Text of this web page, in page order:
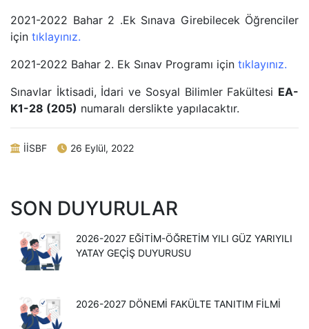
2021-2022 Bahar 2 .Ek Sınava Girebilecek Öğrenciler
için tıklayınız.
2021-2022 Bahar 2. Ek Sınav Programı için tıklayınız.
Sınavlar İktisadi, İdari ve Sosyal Bilimler Fakültesi EA-
K1-28 (205) numaralı derslikte yapılacaktır.
İİSBF 26 Eylül, 2022
SON DUYURULAR
2026-2027 EĞITIM-ÖĞRETIM YILI GÜZ YARIYILI
YATAY GEÇIŞ DUYURUSU
2026-2027 DÖNEMİ FAKÜLTE TANITIM FİLMİ